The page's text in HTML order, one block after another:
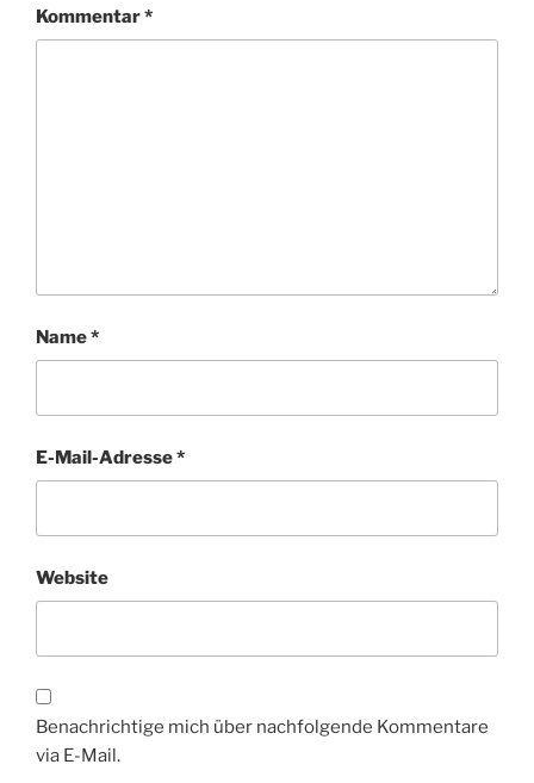
Kommentar*
Name*
E-Mail-Adresse*
Website
Benachrichtige mich über nachfolgende Kommentare
via E-Mail.